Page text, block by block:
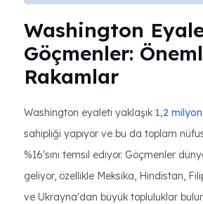
Washington
Göçmenler:
Rakamlar
Washington eyaleti yaklaşık 1,2
sahipliği yapıyor ve bu da toplam
%16'sını temsil ediyor. Göçmenler
geliyor, özellikle Meksika, Hindistan,
ve Ukrayna'dan büyük topluluklar